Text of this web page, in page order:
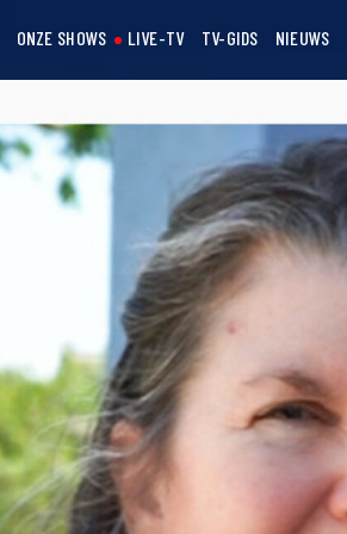
ONZE SHOWS LIVE-TV TV-GIDS NIEUWS